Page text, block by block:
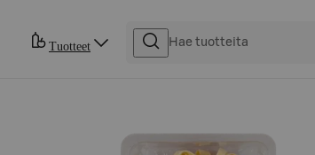
Tuotteet